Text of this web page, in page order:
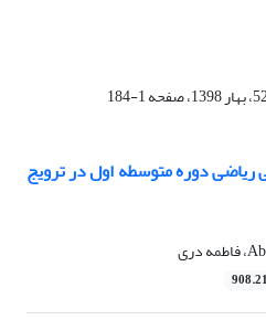
دوره متوسطه اول در ترویج